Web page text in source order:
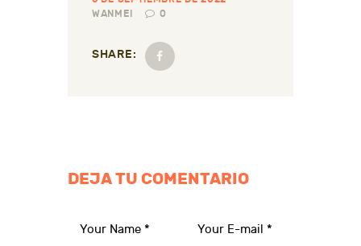
WANMEI
0
SHARE:
DEJA TU COMENTARIO